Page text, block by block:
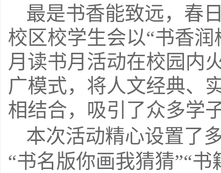
最是书香能致远，春
校区校学生会以“书香润
月读书月活动在校园内
广模式，将人文经典、
相结合，吸引了众多学
本次活动精心设置了
“书名版你画我猜猜”“书